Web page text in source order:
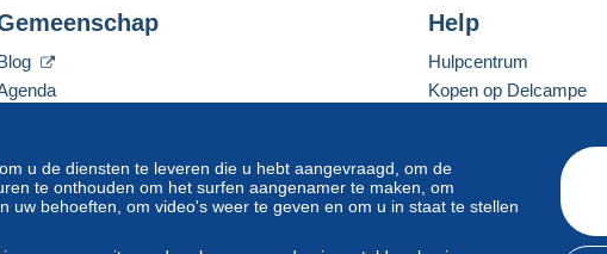
u de diensten te leveren die u hebt aangevraagd, om de
te onthouden om het surfen aangenamer te maken, om
uw behoeften, om video's weer te geven en om u in staat te stellen
Help
Hulpcentrum
Kopen op Delcampe
Een beveiligde website